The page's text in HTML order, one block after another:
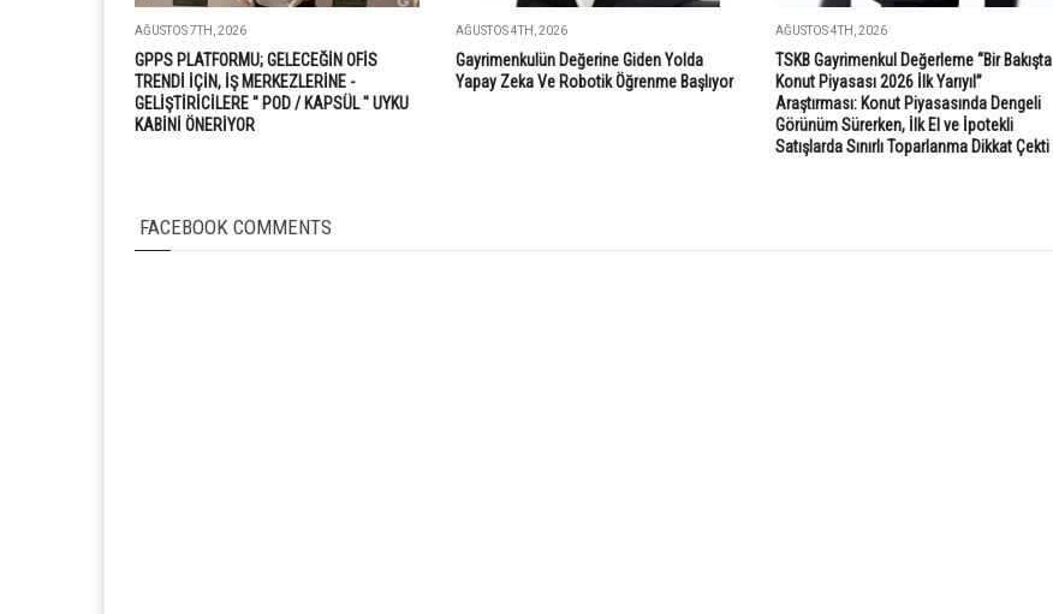
AĞUSTOS 7TH, 2026
GPPS PLATFORMU; GELECEĞİN OFİS
TRENDİ İÇİN, İŞ MERKEZLERİNE -
GELİŞTİRİCİLERE " POD / KAPSÜL " UYKU
KABİNİ ÖNERİYOR
AĞUSTOS 4TH, 2026
Gayrimenkulün Değerine Giden Yolda
Yapay Zeka Ve Robotik Öğrenme Başlıyor
AĞUSTOS 4TH, 2026
TSKB Gayrimenkul Değerleme “Bir Bakışta
Konut Piyasası 2026 İlk Yarıyıl”
Araştırması: Konut Piyasasında Dengeli
Görünüm Sürerken, İlk El ve İpotekli
Satışlarda Sınırlı Toparlanma Dikkat Çekti
FACEBOOK COMMENTS